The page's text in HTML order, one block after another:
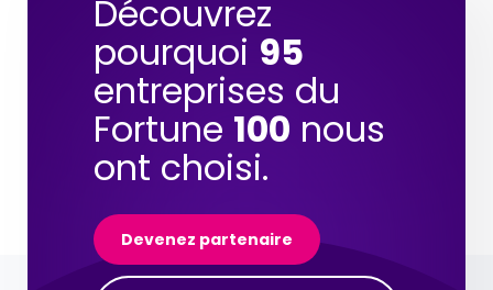
Découvrez
pourquoi 95
entreprises du
Fortune 100 nous
ont choisi.
Devenez partenaire